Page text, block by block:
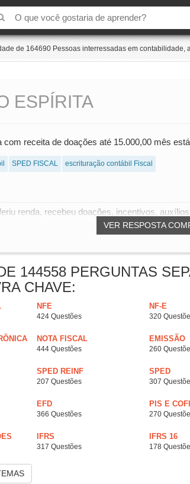
de 164690 Pessoas interressadas em
ESPÍRITA
com receita de doações até 15.000,00 mês
SPED FISCAL escrituração contábil Fiscal
VER RESPOSTA
renda, recebeu doações, incentivos,
144558 PERGUNTAS
CHAVE:
NFE
424 Questões
NF-E
320
NOTA FISCAL
444 Questões
EMISSÃO
260
SPED REINF
207 Questões
SPED
307
EFD
366 Questões
PIS E
270
IFRS
317 Questões
IFRS 16
178